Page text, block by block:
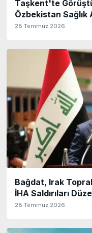
Taşkent'te
Özbekistan Sağlık
28 Temmuz 2026
Bağdat, Irak
İHA Saldırıları
28 Temmuz 2026